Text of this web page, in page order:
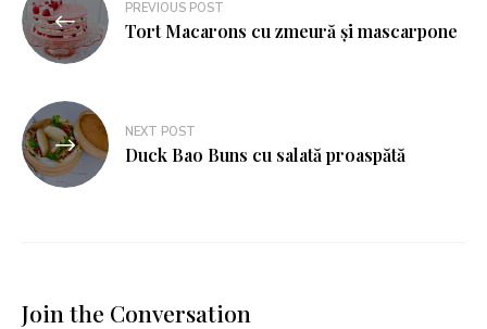
PREVIOUS POST
Tort Macarons cu zmeură și mascarpone
NEXT POST
Duck Bao Buns cu salată proaspătă
Join the Conversation